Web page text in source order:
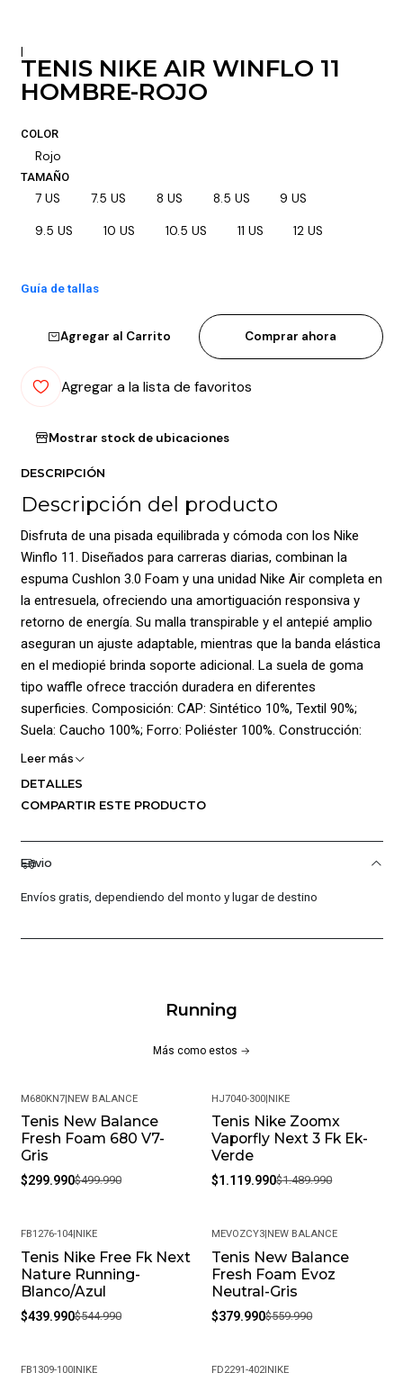
|
TENIS NIKE AIR WINFLO 11
HOMBRE-ROJO
COLOR
Rojo
TAMAÑO
7 US 7.5 US 8 US 8.5 US 9 US
9.5 US 10 US 10.5 US 11 US 12 US
Guía de tallas
Agregar al Carrito Comprar ahora
Agregar a la lista de favoritos
Mostrar stock de ubicaciones
DESCRIPCIÓN
Descripción del producto
Disfruta de una pisada equilibrada y cómoda con los Nike
Winflo 11. Diseñados para carreras diarias, combinan la
espuma Cushlon 3.0 Foam y una unidad Nike Air completa en
la entresuela, ofreciendo una amortiguación responsiva y
retorno de energía. Su malla transpirable y el antepié amplio
aseguran un ajuste adaptable, mientras que la banda elástica
en el mediopié brinda soporte adicional. La suela de goma
tipo waffle ofrece tracción duradera en diferentes
superficies. Composición: CAP: Sintético 10%, Textil 90%;
Suela: Caucho 100%; Forro: Poliéster 100%. Construcción:
Pegado-cosido.
¡Ventajas de Comprar en Pacific Sport Colombia!:
Distribuidores Autorizados.
Confianza Total.
Servicio al Cliente Premium.
distribuidores autorizados de la marca, garantizando
autenticidad en cada compra.
¿Cuál es la política de garantías?
contáctanos y lo resolveremos.
¿Es posible cambiar la talla?
Claro, aceptamos cambios de talla siempre que el
producto esté en perfectas condiciones y con su empaque
¿Cuál es su política de devoluciones?
Si no estás satisfecho, contamos con una política de
devoluciones flexible. Queremos que tu experiencia de
compra sea completamente satisfactoria.
Leer más
DETALLES
COMPARTIR ESTE PRODUCTO
Envio
Envíos gratis, dependiendo del monto y lugar de destino
Running
Más como estos
-40%
M680KN7|NEW BALANCE
Tenis New Balance
Fresh Foam 680 V7-
Gris
$299.990$499.990
-25%
HJ7040-300|NIKE
Tenis Nike Zoomx
Vaporfly Next 3 Fk Ek-
Verde
$1.119.990$1.489.990
-19%
FB1276-104| NIKE
Tenis Nike Free Fk Next
Nature Running-
Blanco/Azul
$439.990$544.990
-32%
MEVOZCY3 NEW BALANCE
Tenis New Balance
Fresh Foam Evoz
Neutral-Gris
$379.990$559.990
FB1309-100| NIKE FD2291-402| NIKE